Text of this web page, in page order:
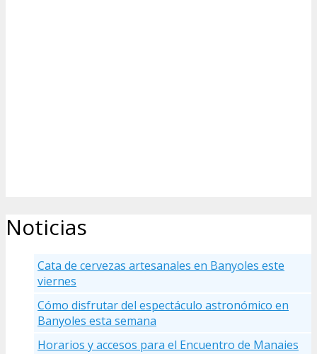
Noticias
Cata de cervezas artesanales en Banyoles este
viernes
Cómo disfrutar del espectáculo astronómico en
Banyoles esta semana
Horarios y accesos para el Encuentro de Manaies